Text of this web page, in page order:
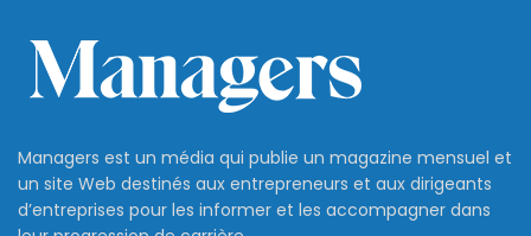
Managers est un média qui publie un magazine mensuel et
un site Web destinés aux entrepreneurs et aux dirigeants
d’entreprises pour les informer et les accompagner dans